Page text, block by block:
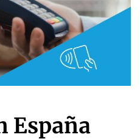
España